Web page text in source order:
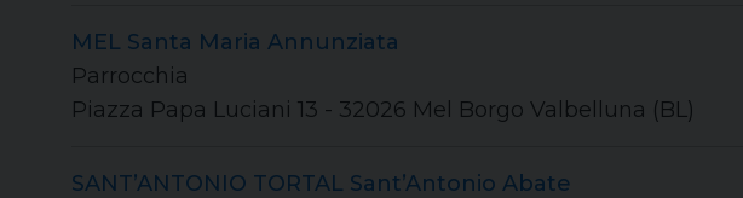
MEL Santa Maria Annunziata
Parrocchia
Piazza Papa Luciani 13 - 32026 Mel Borgo Valbelluna (BL)
SANT’ANTONIO TORTAL Sant’Antonio Abate